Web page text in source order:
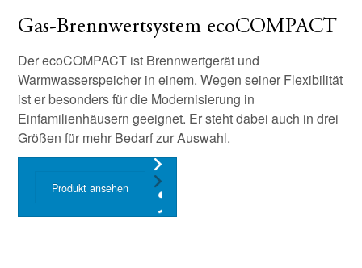
Gas-Brennwertsystem ecoCOMPACT
Der ecoCOMPACT ist Brennwertgerät und
Warmwasserspeicher in einem. Wegen seiner Flexibilität
ist er besonders für die Modernisierung in
Einfamilienhäusern geeignet. Er steht dabei auch in drei
Größen für mehr Bedarf zur Auswahl.
Produkt ansehen